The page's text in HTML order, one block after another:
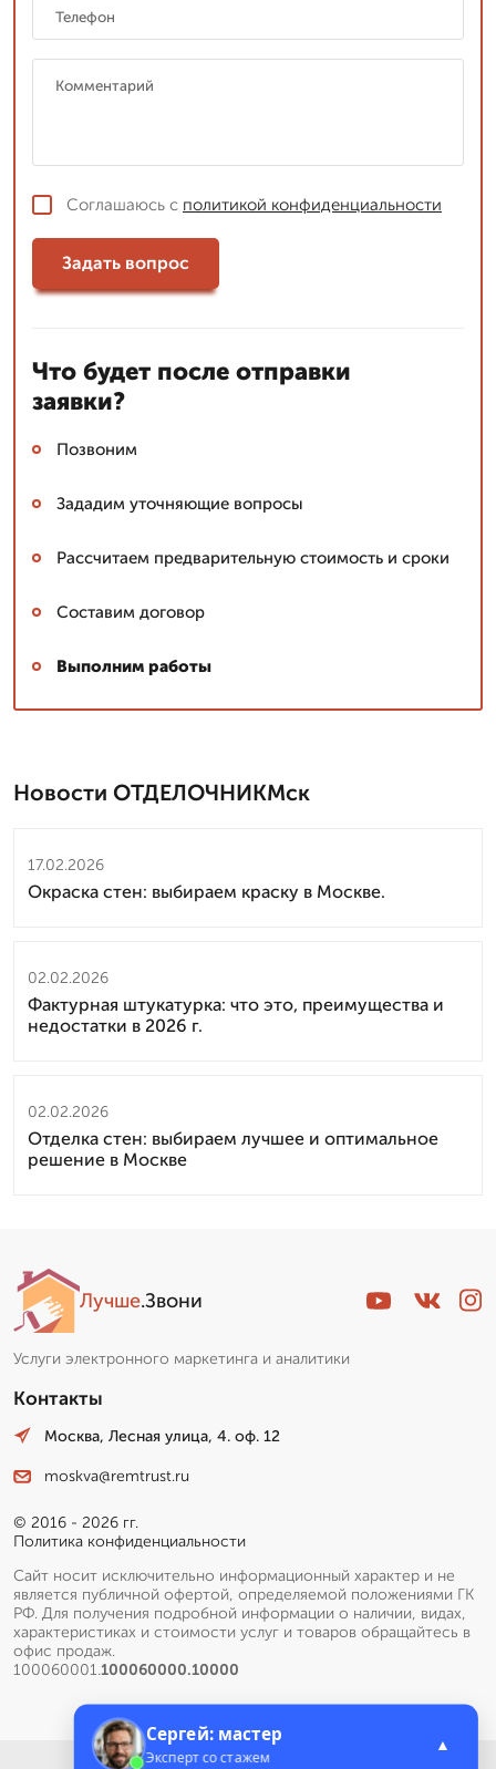
Соглашаюсь с политикой конфиденциальности
Задать вопрос
Что будет после отправки
заявки?
Позвоним
Зададим уточняющие вопросы
Рассчитаем предварительную стоимость и сроки
Составим договор
Выполним работы
Новости ОТДЕЛОЧНИКМск
17.02.2026
Окраска стен: выбираем краску в Москве.
02.02.2026
Фактурная штукатурка: что это, преимущества и
недостатки в 2026 г.
02.02.2026
Отделка стен: выбираем лучшее и оптимальное
решение в Москве
Лучше.Звони
Услуги электронного маркетинга и аналитики
Контакты
Москва, Лесная улица, 4. оф. 12
moskva@remtrust.ru
© 2016 - 2026 гг.
Политика конфиденциальности
Сайт носит исключительно информационный характер и не
является публичной офертой, определяемой положениями ГК
РФ. Для получения подробной информации о наличии, видах,
характеристиках и стоимости услуг и товаров обращайтесь в
офис продаж.
100060001.100060000.10000
Сергей: мастер
Эксперт со стажем
▲